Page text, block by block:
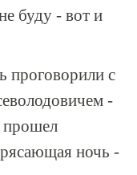
буду - вот и
проговорили с
-
прошел
ночь -